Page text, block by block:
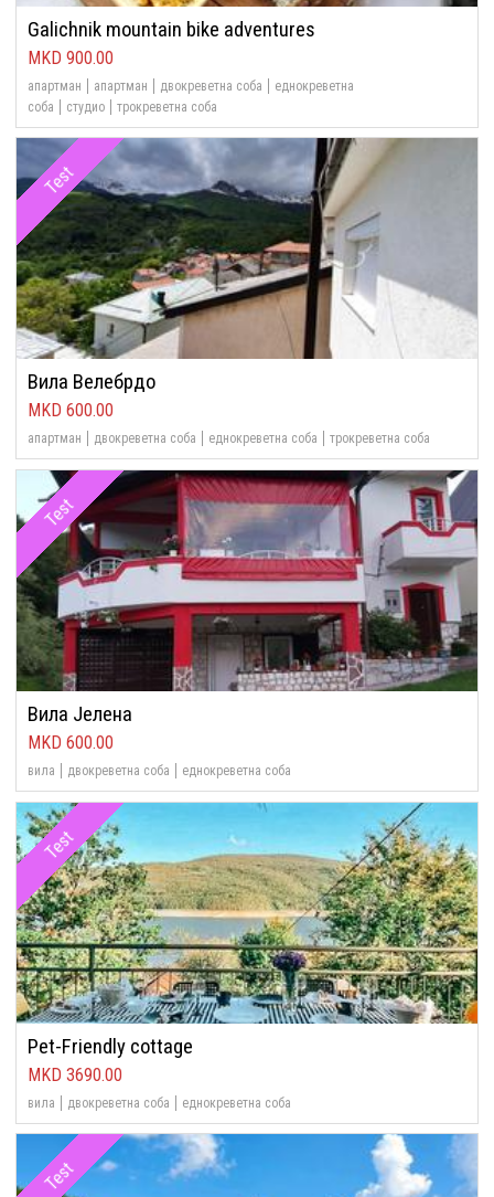
Galichnik mountain bike adventures
900.00
апартман апартман двокреветна соба
еднокреветна
соба
студио трокреветна соба
Test
Вила Велебрдо
600.00
апартман двокреветна соба еднокреветна соба трокреветна соба
Test
Вила Јелена
600.00
вила двокреветна соба еднокреветна соба
Test
Pet-Friendly cottage
3690.00
вила двокреветна соба еднокреветна соба
Test